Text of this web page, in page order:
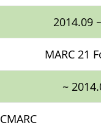
2014.09
MARC 21
~
CMARC